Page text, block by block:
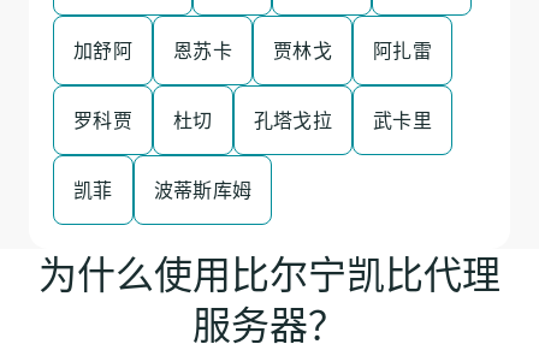
加舒阿 恩苏卡 贾林戈 阿扎雷
罗科贾 杜切 孔塔戈拉 武卡里
凯菲 波蒂斯库姆
为什么使用比尔宁凯比代理
服务器？